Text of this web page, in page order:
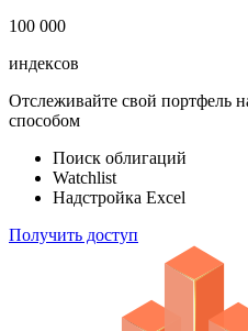
100 000
индексов
Отслеживайте свой портфель
способом
Поиск облигаций
Watchlist
Надстройка Excel
Получить доступ